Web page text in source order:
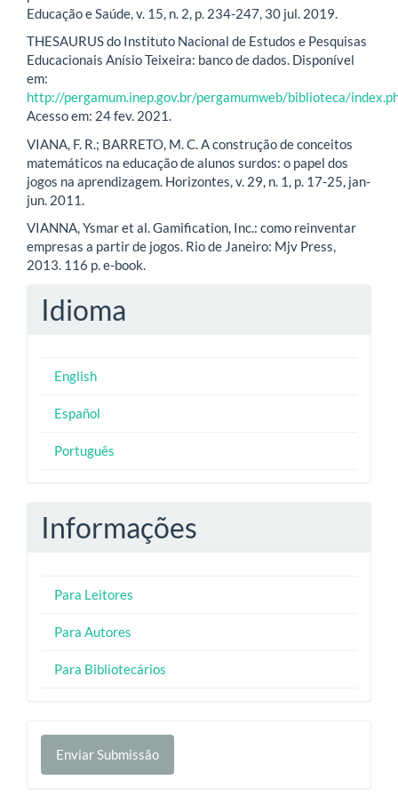
Educação e Saúde, v. 15, n. 2, p. 234-247, 30 jul. 2019.
THESAURUS do Instituto Nacional de Estudos e Pesquisas
Educacionais Anísio Teixeira: banco de dados. Disponível
em:
http://pergamum.inep.gov.br/pergamumweb/biblioteca/
Acesso em: 24 fev. 2021.
VIANA, F. R.; BARRETO, M. C. A construção de conceitos
matemáticos na educação de alunos surdos: o papel dos
jogos na aprendizagem. Horizontes, v. 29, n. 1, p. 17-25, jan-
jun. 2011.
VIANNA, Ysmar et al. Gamification, Inc.: como reinventar
empresas a partir de jogos. Rio de Janeiro: Mjv Press,
2013. 116 p. e-book.
Idioma
English
Español
Português
Informações
Para Leitores
Para Autores
Para Bibliotecários
Enviar
Submissão
Enviar Submissão